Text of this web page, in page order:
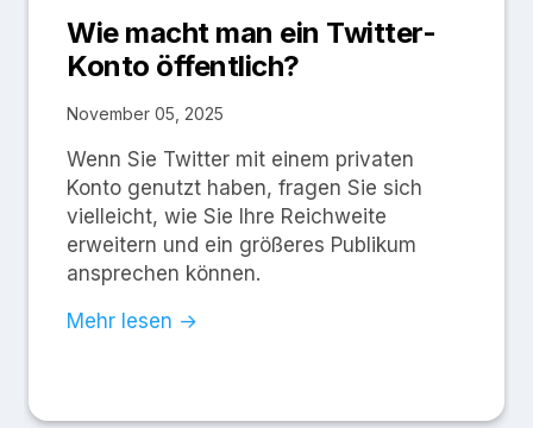
Wie macht man ein Twitter-
Konto öffentlich?
November 05, 2025
Wenn Sie Twitter mit einem privaten
Konto genutzt haben, fragen Sie sich
vielleicht, wie Sie Ihre Reichweite
erweitern und ein größeres Publikum
ansprechen können.
Mehr lesen →